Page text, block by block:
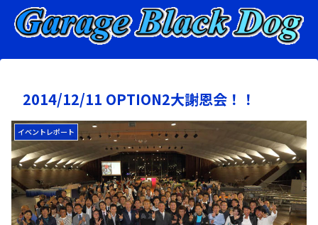
2014/12/11 OPTION2大謝恩会！！
イベントレポート